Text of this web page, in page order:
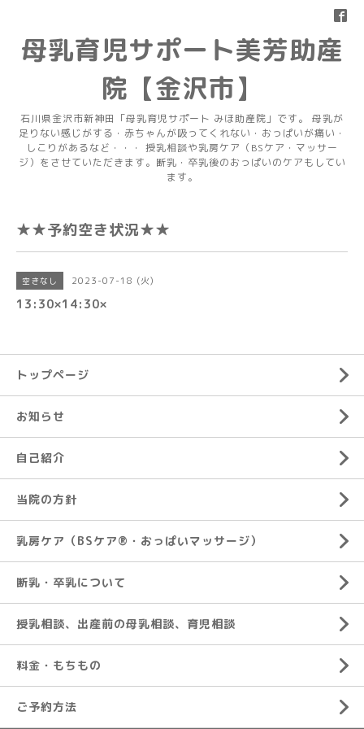
母乳育児サポート美芳助産
院【金沢市】
石川県金沢市新神田「母乳育児サポート みほ助産院」です。 母乳が
足りない感じがする・赤ちゃんが吸ってくれない・おっぱいが痛い・
しこりがあるなど・・・ 授乳相談や乳房ケア（BSケア・マッサー
ジ）をさせていただきます。断乳・卒乳後のおっぱいのケアもしてい
ます。
★★予約空き状況★★
空きなし 2023-07-18 (火)
13:30×14:30×
トップページ
お知らせ
自己紹介
当院の方針
乳房ケア（BSケア®︎・おっぱいマッサージ）
断乳・卒乳について
授乳相談、出産前の母乳相談、育児相談
料金・もちもの
ご予約方法